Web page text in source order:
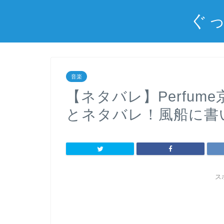
ぐ
音楽
【ネタバレ】
とネタバレ！風船に
ス